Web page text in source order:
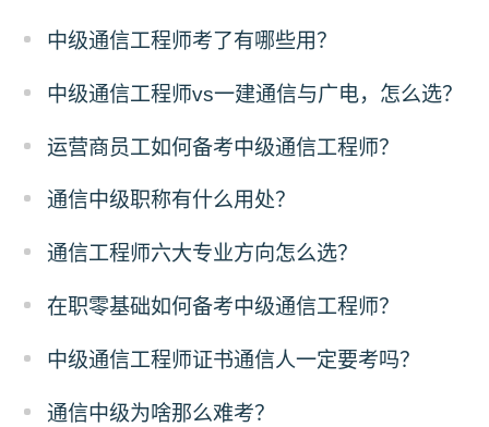
中级通信工程师考了有哪些用？
中级通信工程师vs一建通信与广电，怎么选？
运营商员工如何备考中级通信工程师？
通信中级职称有什么用处？
通信工程师六大专业方向怎么选？
在职零基础如何备考中级通信工程师？
中级通信工程师证书通信人一定要考吗？
通信中级为啥那么难考？